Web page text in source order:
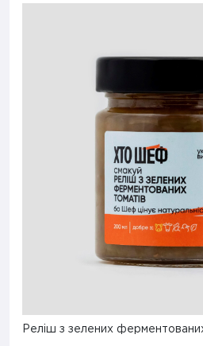
Реліш з зелених